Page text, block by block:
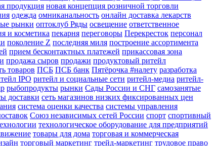
продукция новая концепция розничной торговли
одежда омниканальность онлайн доставка лекарств
рынки оптоклуб Ряды освещение ответственное
и косметика пекарня переговоры Перекресток персонал
поколение Z последняя миля построение ассортимента
прием бесконтактных платежей прикассовая зона
продажа сыров продажи продуктовый ритейл
товаров ПСБ ПСБ банк Пятёрочка #налету разработка
IPO ритейл и социальные сети ритейл-медиа ритейл-
рыбопродукты рынки Сады России и СНГ самозанятые
доставки сеть магазинов низких фиксированных цен
система оценки качества системы управления
Союз независимых сетей России спорт спортивный
технологическое оборудование для предприятий
товары для дома торговая и коммерческая
торговый маркетинг трейд-маркетинг трудовое право